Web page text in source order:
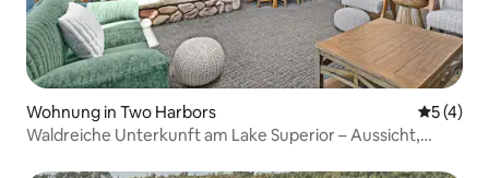
Wohnung in Two Harbors
5 (4)
Waldreiche Unterkunft am Lake Superior – Aussicht,